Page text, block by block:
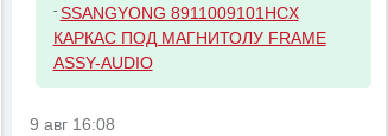
- SSANGYONG 8911009101HCX
КАРКАС ПОД МАГНИТОЛУ FRAME
ASSY-AUDIO
9 авг 16:08